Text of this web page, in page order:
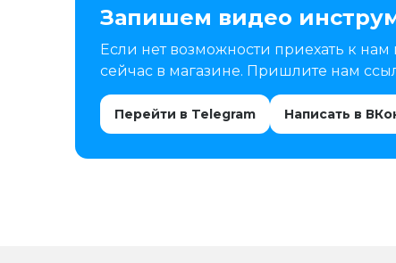
Запишем видео
Если нет возможности приехать к
сейчас в магазине. Пришлите нам
Перейти в Telegram Написать в